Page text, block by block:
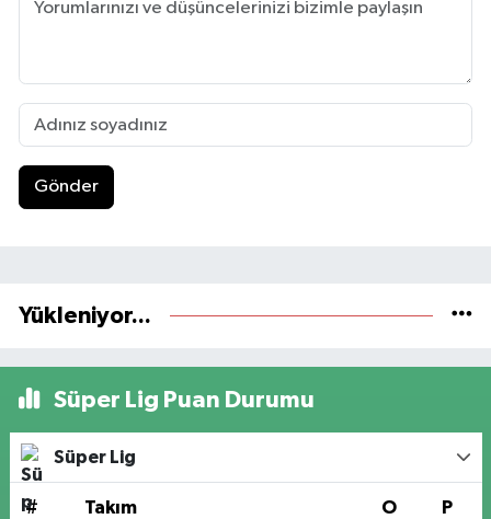
Gönder
Yükleniyor...
Süper Lig Puan Durumu
Süper Lig
# Takım O P